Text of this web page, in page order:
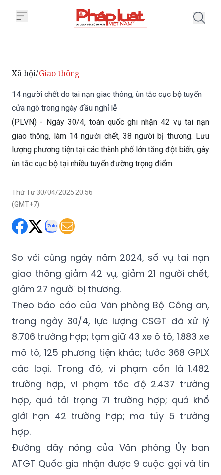
Xã hội/ Giao thông
14 người chết do tai nạn giao thông, ùn tắc cục bộ tuyến
cửa ngõ trong ngày đầu nghỉ lễ
(PLVN) - Ngày 30/4, toàn quốc ghi nhận 42 vụ tai nạn
giao thông, làm 14 người chết, 38 người bị thương. Lưu
ùn tắc cục bộ tại nhiều tuyến đường trọng điểm.
Thứ Tư 30/04/2025 20:56
So với cùng ngày năm 2024, số vụ tai nạn
giao thông giảm 42 vụ, giảm 21 người chết,
giảm 27 người bị thương.
Theo báo cáo của Văn phòng Bộ Công an,
trong ngày 30/4, lực lượng CSGT đã xử lý
8.706 trường hợp; tạm giữ 43 xe ô tô, 1.883 xe
mô tô, 125 phương tiện khác; tước 368 GPLX
các loại. Trong đó, vi phạm cồn là 1.482
trường hợp, vi phạm tốc độ 2.437 trường
hợp, quá tải trọng 71 trường hợp; quá khổ
giới hạn 42 trường hợp; ma túy 5 trường
hợp.